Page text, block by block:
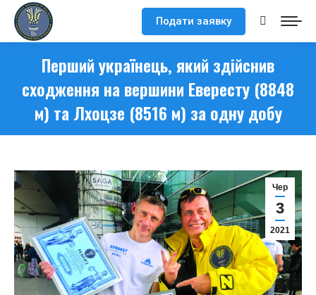
Подати заявку Search:
Перший українець, який здійснив
сходження на вершини Евересту (8848
м) та Лхоцзе (8516 м) за одну добу
Чер
3
2021